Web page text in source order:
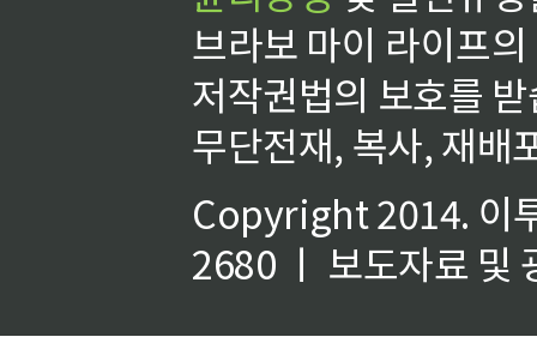
브라보 마이 라이프
저작권법의 보호를
무단전재, 복사, 재배
Copyright 2014. 이
2680 ㅣ 보도자료